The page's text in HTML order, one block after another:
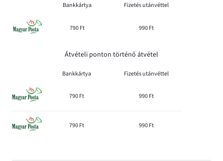
Bankkártya Fizetés utánvéttel
790 Ft 990 Ft
Átvételi ponton történő átvétel
Bankkártya Fizetés utánvéttel
790 Ft 990 Ft
790 Ft 990 Ft